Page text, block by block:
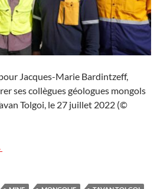
Jacques-Marie Bardintzeff,
ses collègues géologues mongols
Tolgoi, le 27 juillet 2022 (©
de charbon de Tavan Tolgoi,